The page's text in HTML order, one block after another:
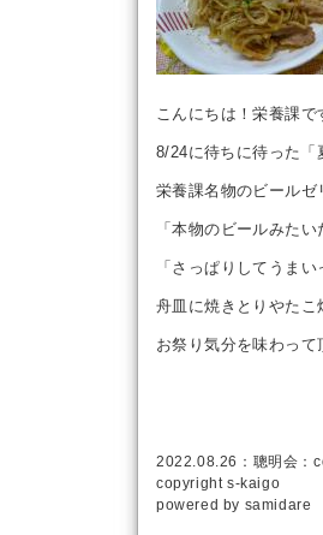
こんにちは！栄養課で
8/24に待ちに待った「
栄養課名物のビール
「本物のビールみたい
「さっぱりしてうま
舟皿に焼きとりやた
お祭り気分を味わって
2022.08.26： 聰明会 ：
copyright s-kaigo
powered by samidare